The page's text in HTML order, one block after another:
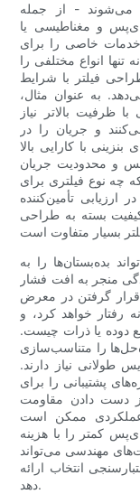
می‌شوند - از جمله
و مغناطیسی یا
خاصی را برای
تنها انواع مختلفی را
فیلتر با شرایط
به عنوان مثال،
ظرفیت بالاتر نیاز
و جریان را در
با کارایی بالا
و محدودیت جریان
چه نوع فیلتری برای
ارزیابی تأمین‌کننده
کیفیت بسته به طراحی
بده‌بستان‌ها را به
منجر به افت فشار
گرفتن در معرض
خواهد کرد، و
دوده یا ذرات چیست.
را متناسب‌سازی
طولانی نیاز دارند.
پشتیبانی را برای
دست دادن مقاومت
عملکردی ممکن است
کمتر را با هزینه
مهندسی می‌تواند
انتخاب ارائه
دهد.